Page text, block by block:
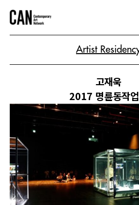
Artist
고재욱
2017 명륜동작